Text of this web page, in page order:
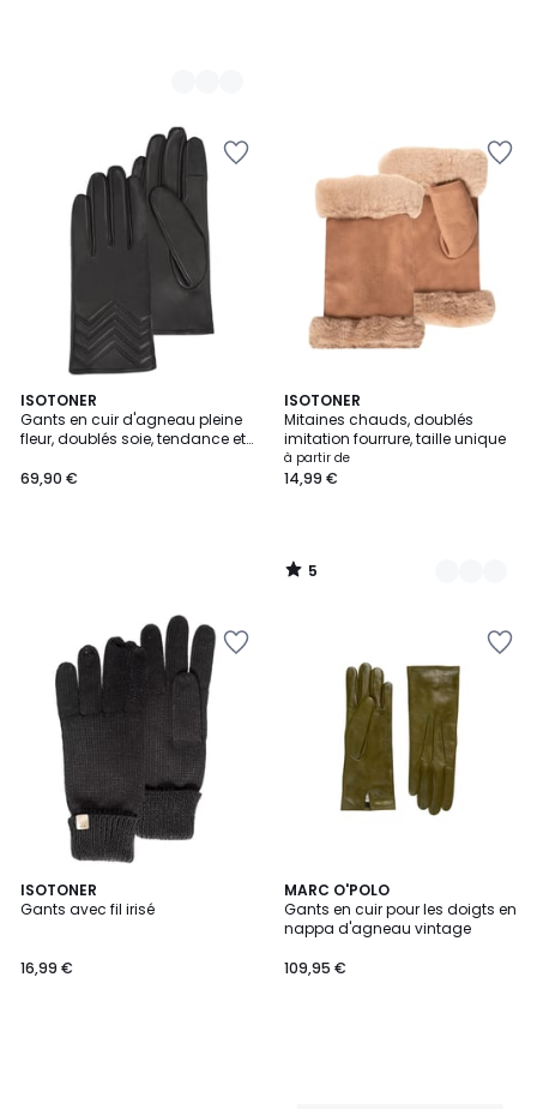
ISOTONER
Gants en cuir d'agneau pleine
fleur, doublés soie, tendance et
69,90 €
ISOTONER
Mitaines chauds, doublés
imitation fourrure, taille unique
à partir de
14,99 €
5
/
5
5
Couleurs
5
/
ISOTONER
Gants avec fil irisé
16,99 €
MARC O'POLO
Gants en cuir pour les doigts en
nappa d'agneau vintage
109,95 €